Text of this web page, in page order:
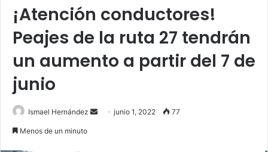
¡Atención conductores!
Peajes de la ruta 27 tendrán
un aumento a partir del 7 de
junio
Ismael Hernández
Sendjunio 1, 2022 77
Menos de un minuto